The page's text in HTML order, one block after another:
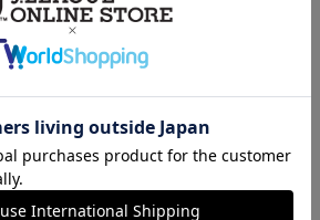
、パッケージやデザインなどの仕様が予
ございます。
て